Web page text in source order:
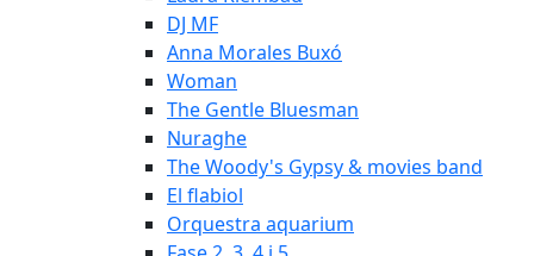
DJ MF
Anna Morales Buxó
Woman
The Gentle Bluesman
Nuraghe
The Woody's Gypsy & movies band
El flabiol
Orquestra aquarium